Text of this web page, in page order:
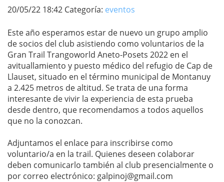
20/05/22 18:42 Categoría: eventos
Este año esperamos estar de nuevo un grupo amplio
de socios del club asistiendo como voluntarios de la
Gran Trail Trangoworld Aneto-Posets 2022 en el
avituallamiento y puesto médico del refugio de Cap de
Llauset, situado en el término municipal de Montanuy
a 2.425 metros de altitud. Se trata de una forma
interesante de vivir la experiencia de esta prueba
desde dentro, que recomendamos a todos aquellos
que no la conozcan.
Adjuntamos el enlace para inscribirse como
voluntario/a en la trail. Quienes deseen colaborar
deben comunicarlo también al club presencialmente o
por correo electrónico: galpinoj@gmail.com